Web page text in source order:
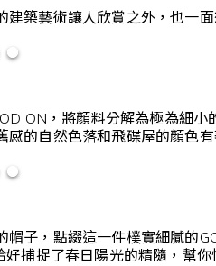
建築藝術讓人欣賞之外，也一
ON，將顏料分解為極為細
的自然色落和飛碟屋的顏色
子，點綴這一件樸實細膩的
捕捉了春日陽光的精隨，幫